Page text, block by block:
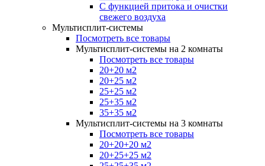
С функцией притока и очистки
свежего воздуха
Мультисплит-системы
Посмотреть все товары
Мультисплит-системы на 2 комнаты
Посмотреть все товары
20+20 м2
20+25 м2
25+25 м2
25+35 м2
35+35 м2
Мультисплит-системы на 3 комнаты
Посмотреть все товары
20+20+20 м2
20+25+25 м2